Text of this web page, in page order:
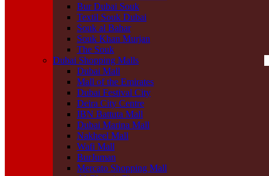
Bur Dubai Souk
Textil Souk Dubai
Souk al Bahar
Souk Khan Murjan
The Souk
Dubai Shopping Malls
Dubai Mall
Mall of the Emirates
Dubai Festival City
Deira City Centre
IBN Battuta Mall
Dubai Marina Mall
Nakheel Mall
Wafi Mall
BurJuman
Mercato Shopping Mall